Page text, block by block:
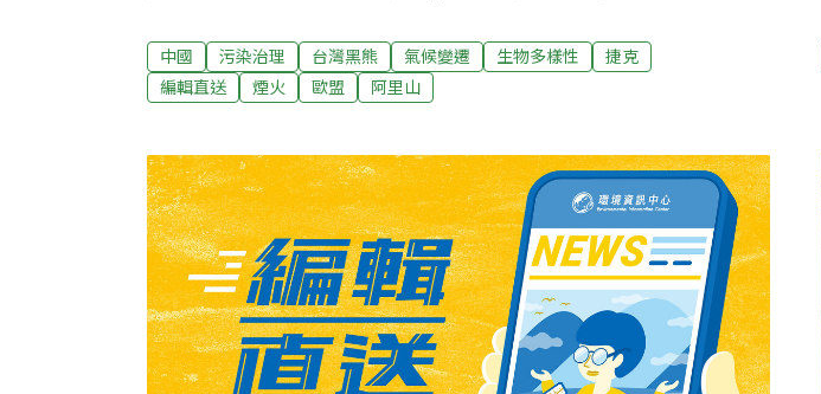
理覆蓋率也達九成以上，政策宣導與執行成效顯著。（自由時報報導）阿
里山首見！台灣黑熊闖工寮翻冰箱 撬開罐頭取食嘉義縣阿里山鄉達邦村驚
傳台灣黑熊闖入工寮開冰箱翻找食物事件，現場還有罐頭遭暴力破壞後取
式紀錄，林業及自然保育署嘉義分署獲報派員至現場勘查後，已架設紅外
線自動相機進行監測，並發熊鈴及防熊噴霧給民眾保護自己。（自由時報
報導）
中國 污染治理 台灣黑熊 氣候變遷 生物多樣性
捷克
編輯直送
煙火 歐盟 阿里山